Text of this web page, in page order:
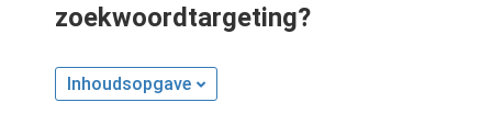
zoekwoordtargeting?
Inhoudsopgave